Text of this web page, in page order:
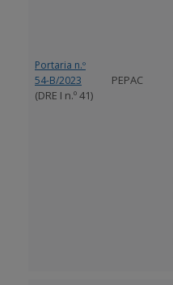
Portaria n.º
54-B/2023
(DRE I n.º 41)
PEPAC